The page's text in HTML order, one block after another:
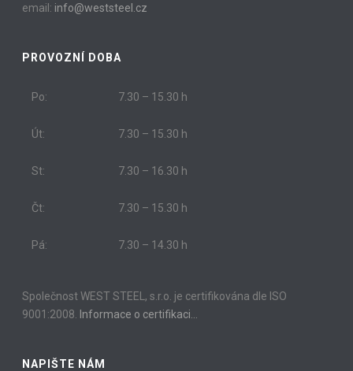
email: info@weststeel.cz
PROVOZNÍ DOBA
Po: 7.30 – 15.30 h
Út: 7.30 – 15.30 h
St: 7.30 – 16.30 h
Čt: 7.30 – 15.30 h
Pá: 7.30 – 14.30 h
Společnost WEST STEEL, s.r.o. je certifikována dle ISO
9001:2008.
Informace o certifikaci…
NAPIŠTE NÁM